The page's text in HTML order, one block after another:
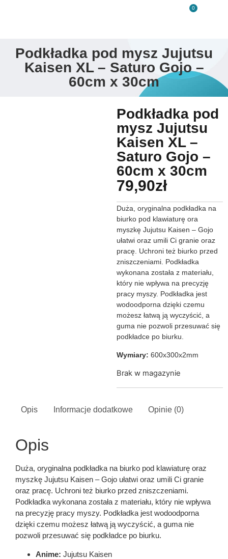
0
Podkładka pod mysz Jujutsu
Kaisen XL – Saturo Gojo –
60cm x 30cm
Podkładka pod
mysz Jujutsu
Kaisen XL –
Saturo Gojo –
60cm x 30cm
79,90zł
Duża, oryginalna podkładka na
biurko pod klawiaturę ora
myszkę Jujutsu Kaisen – Gojo
ułatwi oraz umili Ci granie oraz
pracę. Uchroni też biurko przed
zniszczeniami. Podkładka
wykonana została z materiału,
który nie wpływa na precyzję
pracy myszy. Podkładka jest
wodoodporna dzięki czemu
możesz łatwą ją wyczyścić, a
guma nie pozwoli przesuwać się
podkładce po biurku.
Wymiary: 600x300x2mm
Brak w magazynie
Opis Informacje dodatkowe Opinie (0)
Opis
Duża, oryginalna podkładka na biurko pod klawiaturę oraz
myszkę Jujutsu Kaisen – Gojo ułatwi oraz umili Ci granie
oraz pracę. Uchroni też biurko przed zniszczeniami.
Podkładka wykonana została z materiału, który nie wpływa
na precyzję pracy myszy. Podkładka jest wodoodporna
dzięki czemu możesz łatwą ją wyczyścić, a guma nie
pozwoli przesuwać się podkładce po biurku.
Anime: Jujutsu Kaisen